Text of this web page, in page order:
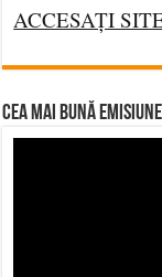
ACCESAȚI
CEA MAI BUNĂ